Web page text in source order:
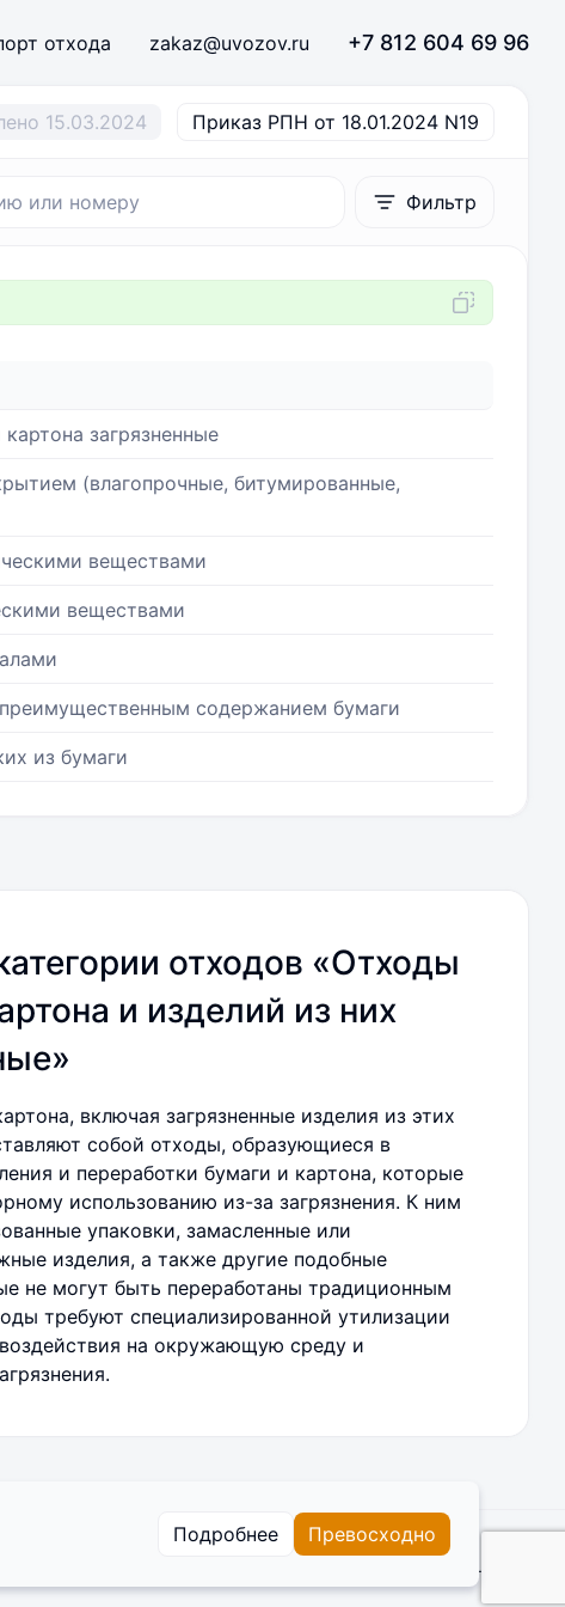
отхода zakaz@uvozov.ru +7 812 604 69 96
15.03.2024 Приказ РПН от 18.01.2024 N19
Фильтр
загрязненные
(влагопрочные, битумированные,
веществами
веществами
содержанием бумаги
из бумаги
отходов «Отходы
и изделий из них
включая загрязненные изделия из этих
собой отходы, образующиеся в
и переработки бумаги и картона, которые
использованию из-за загрязнения. К ним
упаковки, замасленные или
изделия, а также другие подобные
не могут быть переработаны традиционным
требуют специализированной утилизации
на окружающую среду и
Пользовательское соглашение
Подробнее Превосходно